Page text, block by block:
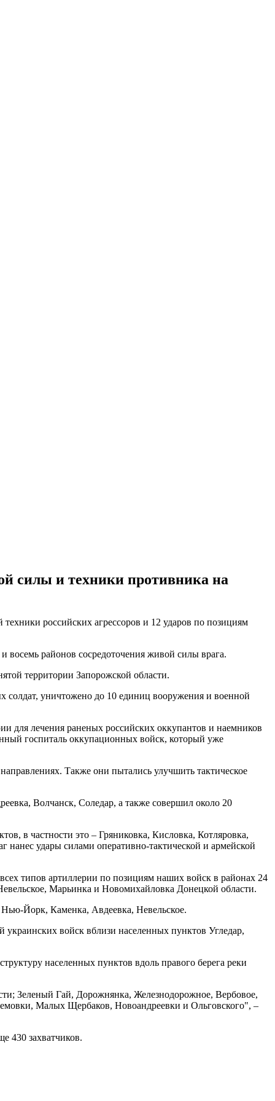
силы и техники противника на
российских агрессоров и 12 ударов по позициям
восемь районов сосредоточения живой силы врага.
территории Запорожской области.
солдат, уничтожено до 10 единиц вооружения и военной
для лечения раненых российских оккупантов и наемников
госпиталь оккупационных войск, который уже
Также они пытались улучшить тактическое
Волчанск, Соледар, а также совершил около 20
в частности это – Гряниковка, Кисловка, Котляровка,
удары силами оперативно-тактической и армейской
типов артиллерии по позициям наших войск в районах 24
Марьинка и Новомихайловка Донецкой области.
Йорк, Каменка, Авдеевка, Невельское.
войск вблизи населенных пунктов Угледар,
населенных пунктов вдоль правого берега реки
Зеленый Гай, Дорожнянка, Железнодорожное, Вербовое,
Малых Щербаков, Новоандреевки и Ольговского", –
430 захватчиков.